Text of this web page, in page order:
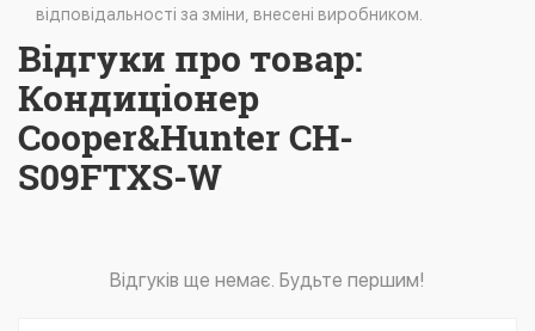
відповідальності за зміни, внесені виробником.
Відгуки про товар:
Кондиціонер
Cooper&Hunter CH-
S09FTXS-W
Відгуків ще немає. Будьте першим!